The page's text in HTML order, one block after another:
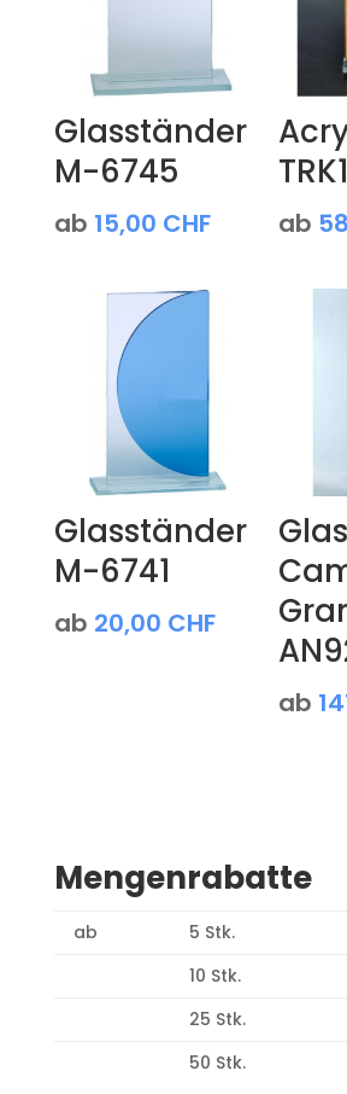
Glasständer
M-6745
ab 15,00 CHF ab
Glasständer
M-6741
ab 20,00 CHF
ab
Mengenrabatte
ab 5 Stk.
10 Stk.
25 Stk.
50 Stk.